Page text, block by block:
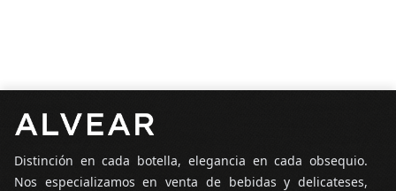
Distinción en cada botella, elegancia en cada obsequio.
Nos especializamos en venta de bebidas y delicateses,